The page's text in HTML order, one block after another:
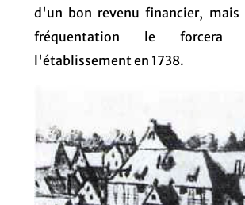
d'un bon revenu financier, mais
fréquentation le
l'établissement en 1738.